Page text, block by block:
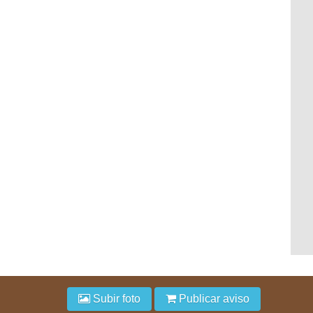
Subir foto Publicar aviso